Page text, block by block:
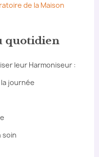
de la Maison
quotidien
leur Harmoniseur :
journée
soin